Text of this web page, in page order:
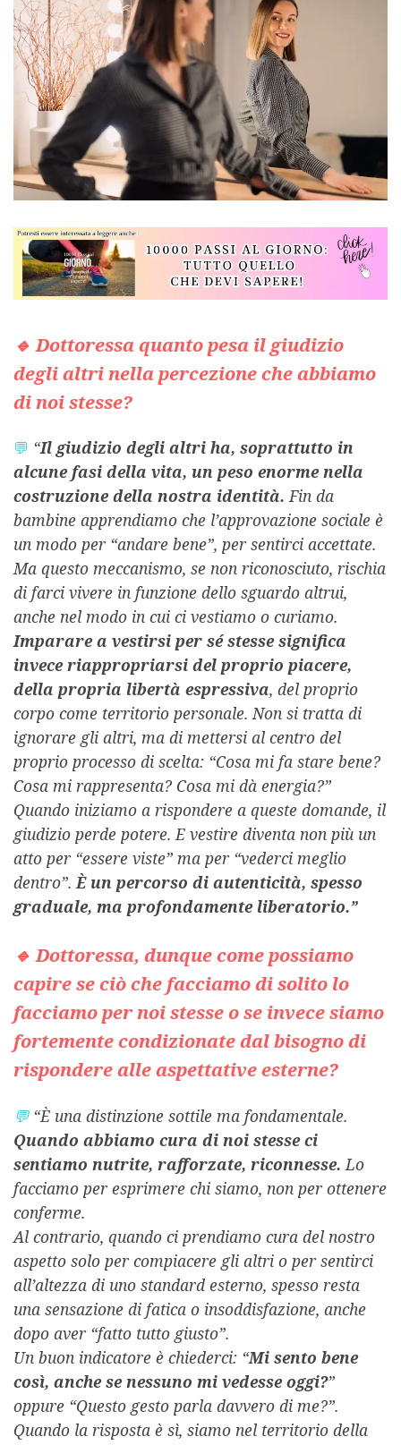
🔹 Dottoressa quanto pesa il giudizio
degli altri nella percezione che abbiamo
di noi stesse?
💬 “Il giudizio degli altri ha, soprattutto in
alcune fasi della vita, un peso enorme nella
costruzione della nostra identità. Fin da
bambine apprendiamo che l’approvazione sociale è
un modo per “andare bene”, per sentirci accettate.
Ma questo meccanismo, se non riconosciuto, rischia
di farci vivere in funzione dello sguardo altrui,
anche nel modo in cui ci vestiamo o curiamo.
Imparare a vestirsi per sé stesse significa
invece riappropriarsi del proprio piacere,
della propria libertà espressiva, del proprio
corpo come territorio personale. Non si tratta di
ignorare gli altri, ma di mettersi al centro del
proprio processo di scelta: “Cosa mi fa stare bene?
Cosa mi rappresenta? Cosa mi dà energia?”
Quando iniziamo a rispondere a queste domande, il
giudizio perde potere. E vestire diventa non più un
atto per “essere viste” ma per “vederci meglio
dentro”. È un percorso di autenticità, spesso
graduale, ma profondamente liberatorio.”
🔹 Dottoressa, dunque come possiamo
capire se ciò che facciamo di solito lo
facciamo per noi stesse o se invece siamo
fortemente condizionate dal bisogno di
rispondere alle aspettative esterne?
💬 “È una distinzione sottile ma fondamentale.
Quando abbiamo cura di noi stesse ci
sentiamo nutrite, rafforzate, riconnesse. Lo
facciamo per esprimere chi siamo, non per ottenere
conferme.
Al contrario, quando ci prendiamo cura del nostro
aspetto solo per compiacere gli altri o per sentirci
all’altezza di uno standard esterno, spesso resta
una sensazione di fatica o insoddisfazione, anche
dopo aver “fatto tutto giusto”.
Un buon indicatore è chiederci: “Mi sento bene
così, anche se nessuno mi vedesse oggi?”
oppure “Questo gesto parla davvero di me?”.
Quando la risposta è sì, siamo nel territorio della